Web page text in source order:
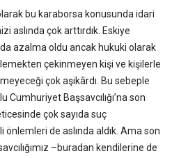
bu karaborsa konusunda idari
aslında çok arttırdık. Eskiye
azalma oldu ancak hukuki olarak
çekinmeyen kişi ve kişilerle
çok aşikârdı. Bu sebeple
Başsavcılığı’na son
çok sayıda suç
de aslında aldık. Ama son
–buradan kendilerine de